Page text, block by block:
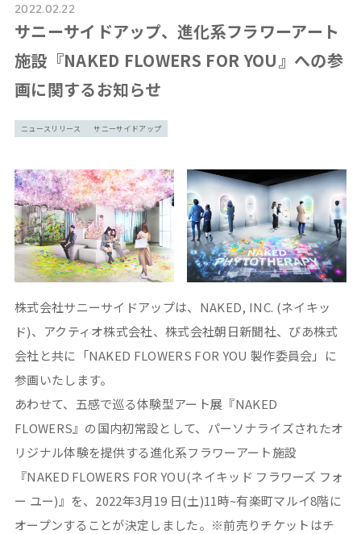
2022.02.22
サニーサイドアップ、進化系フラワーアート
施設『NAKED FLOWERS FOR YOU』への参
画に関するお知らせ
ニュースリリース サニーサイドアップ
株式会社サニーサイドアップは、NAKED, INC. (ネイキッ
ド)、アクティオ株式会社、株式会社朝日新聞社、ぴあ株式
会社と共に「NAKED FLOWERS FOR YOU 製作委員会」に
参画いたします。
あわせて、五感で巡る体験型アート展『NAKED
FLOWERS』の国内初常設として、パーソナライズされたオ
リジナル体験を提供する進化系フラワーアート施設
『NAKED FLOWERS FOR YOU(ネイキッド フラワーズ フォ
ー ユー)』を、2022年3月19 日(土)11時~有楽町マルイ8階に
オープンすることが決定しました。※前売りチケットはチ